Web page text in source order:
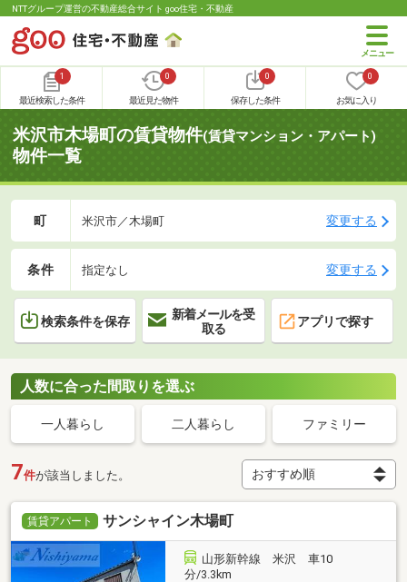
NTTグループ運営の不動産総合サイト goo住宅・不動産
1
最近検索した条件
0
最近見た物件
0
保存した条件
0
お気に入り
米沢市木場町の賃貸物件(賃貸マンション・アパート)
物件一覧
町 米沢市／木場町 変更する
条件 指定なし 変更する
検索条件を保存
新着メールを受
取る
アプリで探す
人数に合った間取りを選ぶ
一人暮らし 二人暮らし ファミリー
7件が該当しました。
賃貸アパート サンシャイン木場町
山形新幹線 米沢 車10
分/3.3km